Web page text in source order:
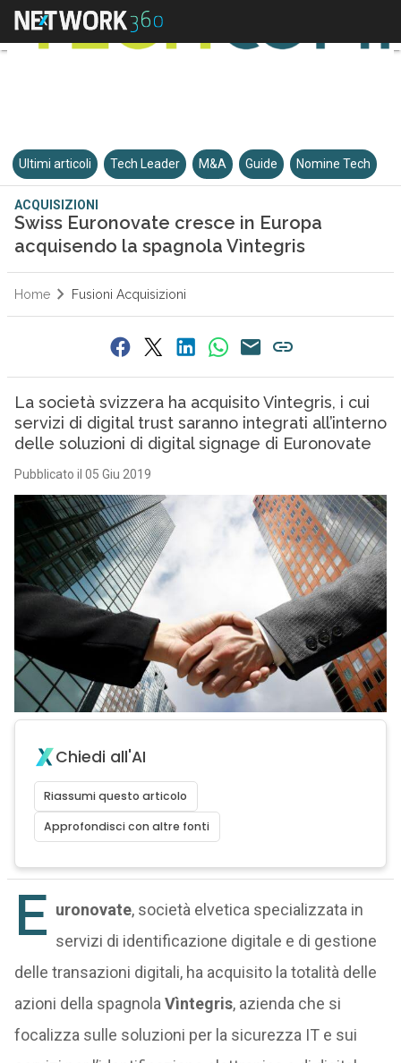
Ultimi articoli Tech Leader M&A Guide Nomine Tech
ACQUISIZIONI
Swiss Euronovate cresce in Europa
acquisendo la spagnola Vìntegris
Home Fusioni Acquisizioni
La società svizzera ha acquisito Vintegris, i cui
servizi di digital trust saranno integrati all’interno
delle soluzioni di digital signage di Euronovate
Pubblicato il 05 Giu 2019
Chiedi all'AI
Riassumi questo articolo
Approfondisci con altre fonti
E uronovate, società elvetica specializzata in
servizi di identificazione digitale e di gestione
delle transazioni digitali, ha acquisito la totalità delle
azioni della spagnola Vìntegris, azienda che si
focalizza sulle soluzioni per la sicurezza IT e sui